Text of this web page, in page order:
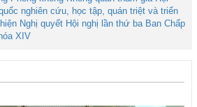
nghiên cứu, học tập, quán triệt và triển
Nghị quyết Hội nghị lần thứ ba Ban Chấp
XIV